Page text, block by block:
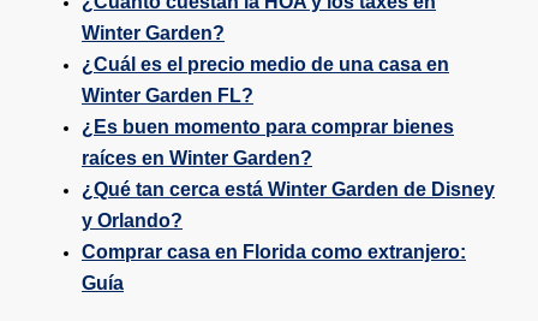
Winter Garden?
¿Cuál es el precio medio de una casa en
Winter Garden FL?
¿Es buen momento para comprar bienes
raíces en Winter Garden?
¿Qué tan cerca está Winter Garden de Disney
y Orlando?
Comprar casa en Florida como extranjero:
Guía